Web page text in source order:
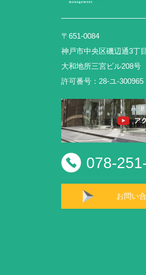
〒651-0084
神戸市中央区磯辺通3丁
大和地所三宮ビル208号
許可番号：28-ユ-300965
078-
お問い